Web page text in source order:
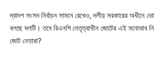
দ্বাদশ সংসদ নির্বাচন সামনে রেখেও, দলীয় সরকারের অধীনে
বলছে দলটি। তবে বিএনপি নেতৃত্বাধীন জোটের এই মনোভাব
জোট নেতারা?